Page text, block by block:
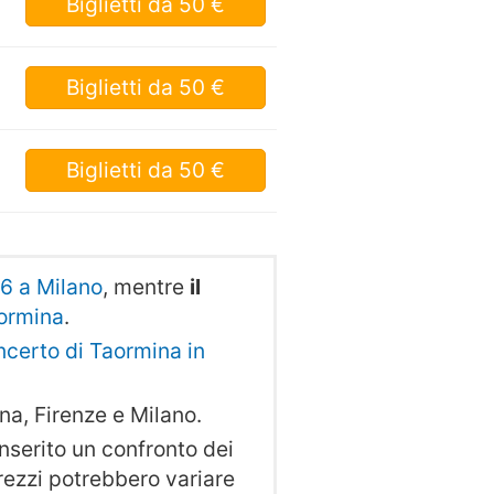
Biglietti da 50 €
Biglietti da 50 €
a Milano, mentre il
.
di Taormina in
Firenze e Milano.
un confronto dei
potrebbero variare